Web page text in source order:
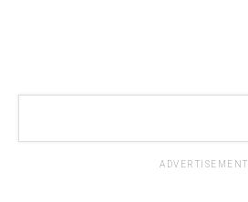
ADVERTISEMENT